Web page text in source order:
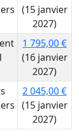
(15 janvier
2027)
1 795,00 €
(16 janvier
2027)
2 045,00 €
(15 janvier
2027)